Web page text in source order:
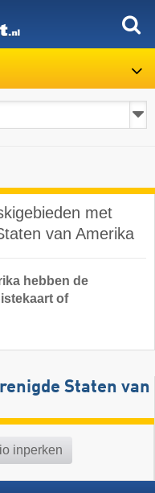
met
van Amerika
hebben de
of
Staten van
inperken